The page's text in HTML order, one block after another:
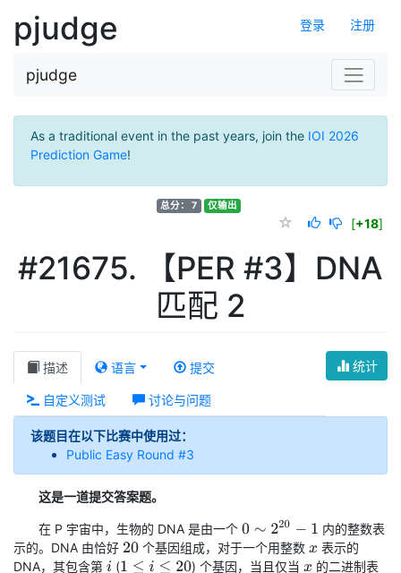
登录 注册
pjudge
pjudge
As a traditional event in the past years, join the IOI 2026
Prediction Game!
总分： 7 仅输出
[+18]
#21675. 【PER #3】DNA
匹配 2
统计
描述 语言 提交
自定义测试 讨论与问题
该题目在以下比赛中使用过：
Public Easy Round #3
这是一道提交答案题。
在 P 宇宙中，生物的 DNA 是由一个 0 ∼2 20− 1
内的整数表
示的。DNA 由恰好 20个基因组成，对于一个用整数 x 表示的
DNA，其包含第 i (1≤i≤ 20 ) 个基因，当且仅当x 的二进制表